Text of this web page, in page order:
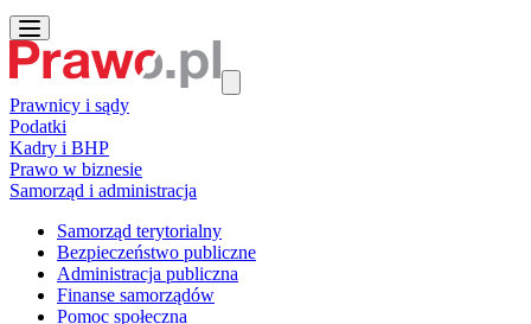
Prawnicy i sądy
Podatki
Kadry i BHP
Prawo w biznesie
Samorząd i administracja
Samorząd terytorialny
Bezpieczeństwo publiczne
Administracja publiczna
Finanse samorządów
Pomoc społeczna